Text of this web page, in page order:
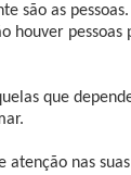
são as
houver
que
atenção nas